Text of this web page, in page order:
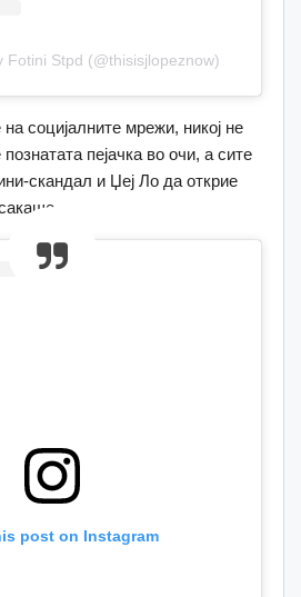
Fotini Stpd (@thisisjlopeznow)
социјалните мрежи, никој не
пејачка во очи, а сите
скандал и Џеј Ло да открие
post on Instagram